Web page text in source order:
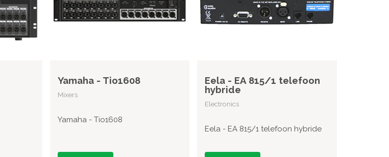
Yamaha - Tio1608
Mixers
Yamaha - Tio1608
Eela - EA 815/1 telefoon
hybride
Electronics
Eela - EA 815/1 telefoon hybride